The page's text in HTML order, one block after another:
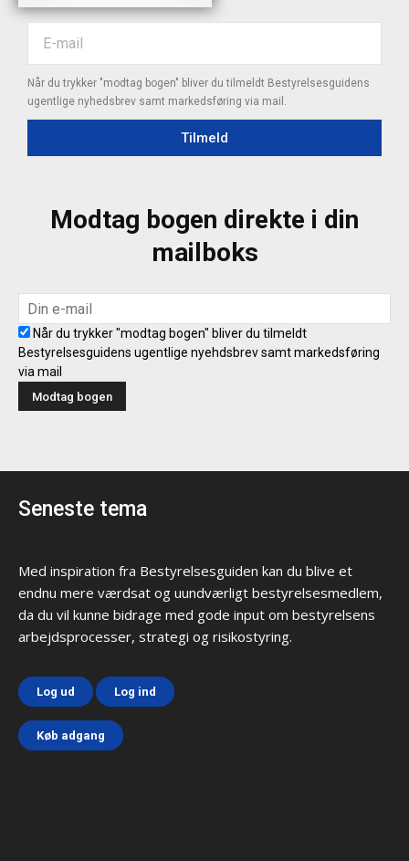
Når du trykker "modtag bogen" bliver du tilmeldt Bestyrelsesguidens
ugentlige nyhedsbrev samt markedsføring via mail.
Tilmeld
Modtag bogen direkte i din
mailboks
Når du trykker "modtag bogen" bliver du tilmeldt
Bestyrelsesguidens ugentlige nyehdsbrev samt markedsføring
via mail
Seneste tema
Med inspiration fra Bestyrelsesguiden kan du blive et
endnu mere værdsat og uundværligt bestyrelsesmedlem,
da du vil kunne bidrage med gode input om bestyrelsens
arbejdsprocesser, strategi og risikostyring.
Log ud Log ind
Køb adgang